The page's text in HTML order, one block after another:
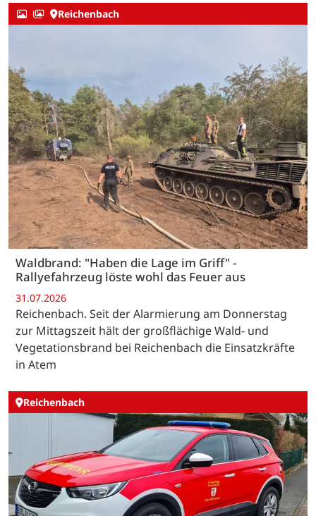
Reichenbach
Waldbrand: "Haben die Lage im Griff" -
Rallyefahrzeug löste wohl das Feuer aus
31.07.2026
Reichenbach. Seit der Alarmierung am Donnerstag
zur Mittagszeit hält der großflächige Wald- und
Vegetationsbrand bei Reichenbach die Einsatzkräfte
in Atem
Reichenbach